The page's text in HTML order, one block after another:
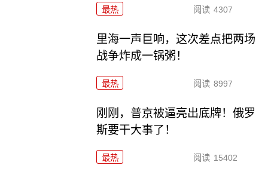
最热 阅读 4307
里海一声巨响，这次差点把两场
战争炸成一锅粥！
最热 阅读 8997
刚刚，普京被逼亮出底牌！俄罗
斯要干大事了！
最热 阅读 15402